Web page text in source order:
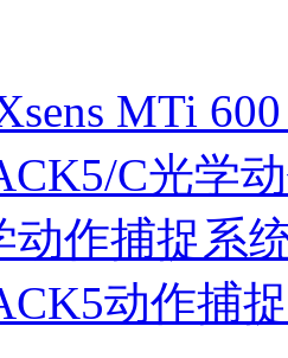
MTi
C光学
动作捕捉系
动作捕